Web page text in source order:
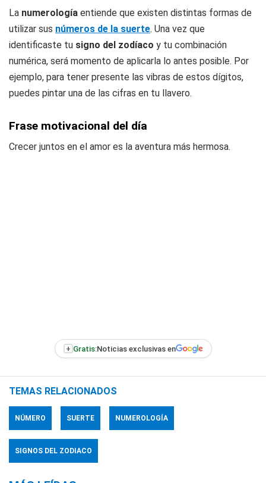
La numerología entiende que existen distintas formas de
utilizar sus números de la suerte. Una vez que
identificaste tu signo del zodíaco y tu combinación
numérica, será momento de aplicarla lo antes posible. Por
ejemplo, para tener presente las vibras de estos dígitos,
puedes pintar una de las cifras en tu llavero.
Frase motivacional del día
Crecer juntos en el amor es la aventura más hermosa.
+ Gratis:Noticias exclusivas en
TEMAS RELACIONADOS
NÚMERO SUERTE NUMEROLOGÍA
SIGNOS DEL ZODIACO